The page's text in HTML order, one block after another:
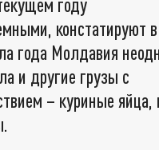
констатируют
года Молдавия
и другие грузы с
– куриные яйца,